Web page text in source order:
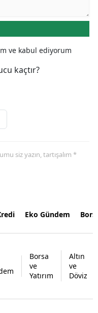
ve kabul ediyorum
kaçtır?
siz yazın, tartışalım *
Eko Gündem
Borsa
ve
Yatırım
Altın
ve
Döviz